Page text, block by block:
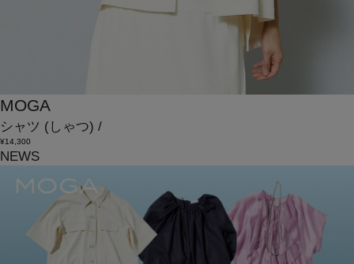
MOGA
シャツ (しゃつ) /
¥14,300
NEWS